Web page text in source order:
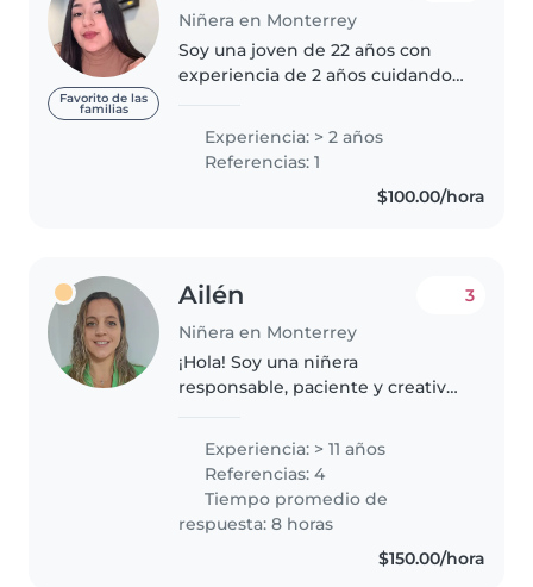
Favorito de las
familias
Niñera en Monterrey
Soy una joven de 22 años con
experiencia de 2 años cuidando
bebés hasta escolares.
Responsable, paciente y
empática, disfruto mucho de
Experiencia: > 2 años
Referencias: 1
$100.00/hora
Ailén
Niñera en Monterrey
3
¡Hola! Soy una niñera
responsable, paciente y creativa
experiencia cuidando niños de
todas las edades. Soy docente de
educación especial, especialista
en atención..
Experiencia: > 11 años
Referencias: 4
Tiempo promedio de
respuesta: 8 horas
$150.00/hora